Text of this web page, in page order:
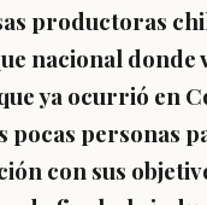
productoras
nacional donde
ya ocurrió en
personas
con sus